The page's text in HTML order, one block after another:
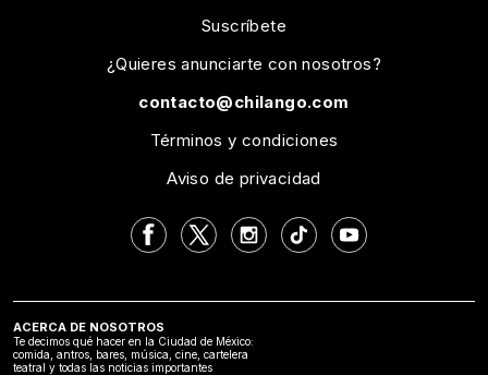
Suscríbete
¿Quieres anunciarte con nosotros?
contacto@chilango.com
Términos y condiciones
Aviso de privacidad
ACERCA DE NOSOTROS
Te decimos qué hacer en la Ciudad de México:
comida, antros, bares, música, cine, cartelera
teatral y todas las noticias importantes